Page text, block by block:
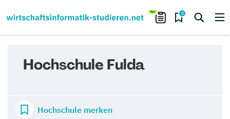
0
Hochschule Fulda
Hochschule merken